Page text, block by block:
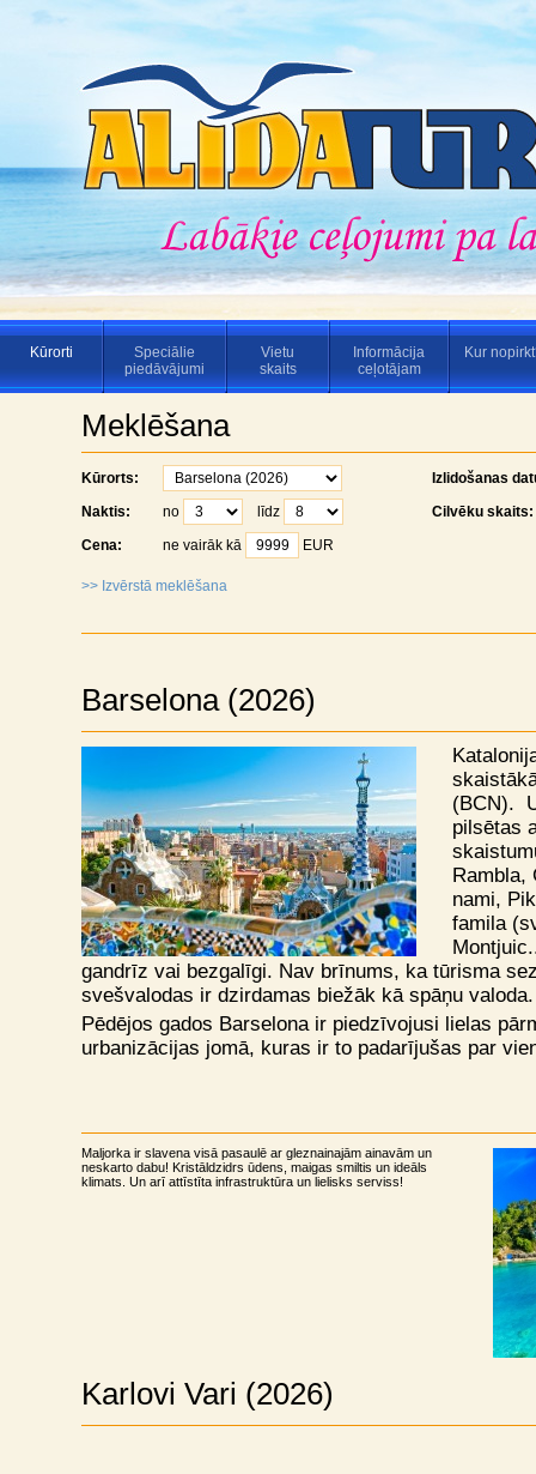
Kūrorti
Speciālie
piedāvājumi
Vietu
skaits
Informācija
ceļotājam
Kur
Meklēšana
Kūrorts:
Naktis:
no
līdz
Cena:
ne vairāk kā EUR
>> Izvērstā meklēšana
Izlidošanas
Cilvēku skaits:
Barselona (2026)
(BCN).
pilsētas
Rambla,
nami,
famila
gandrīz vai bezgalīgi. Nav brīnums, ka tūrisma
svešvalodas ir dzirdamas biežāk kā spāņu valoda.
Pēdējos gados Barselona ir piedzīvojusi lielas
urbanizācijas jomā, kuras ir to padarījušas par
Maljorka ir slavena visā pasaulē ar gleznainajām ainavām un
neskarto dabu! Kristāldzidrs ūdens, maigas smiltis un ideāls
klimats. Un arī attīstīta infrastruktūra un lielisks serviss!
Karlovi Vari (2026)